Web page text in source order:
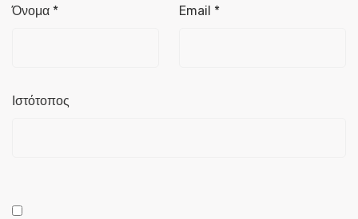
Όνομα * Email *
Ιστότοπος